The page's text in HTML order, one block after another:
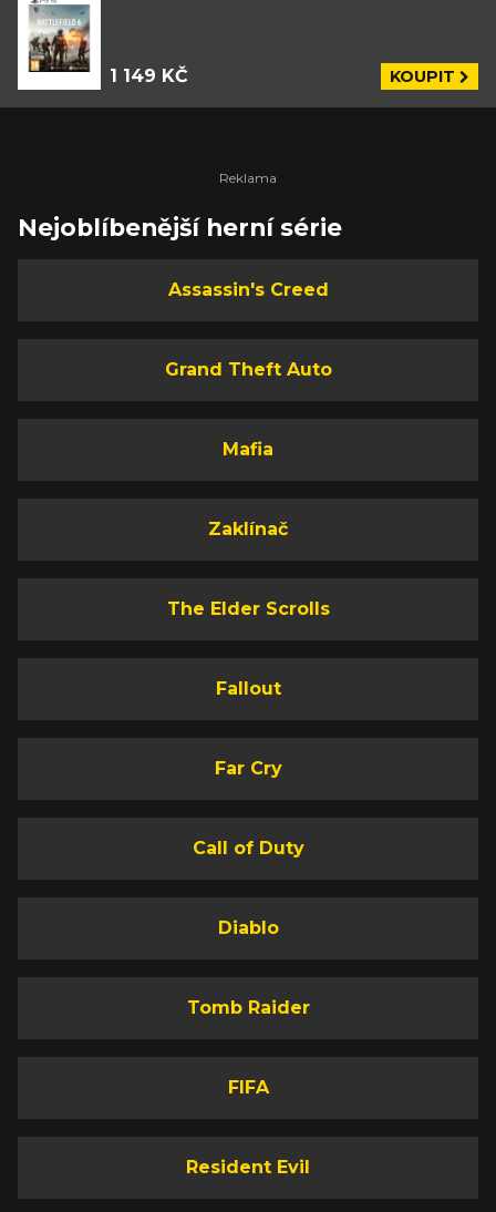
1 149 KČ KOUPIT
Nejoblíbenější herní série
Assassin's Creed
Grand Theft Auto
Mafia
Zaklínač
The Elder Scrolls
Fallout
Far Cry
Call of Duty
Diablo
Tomb Raider
FIFA
Resident Evil